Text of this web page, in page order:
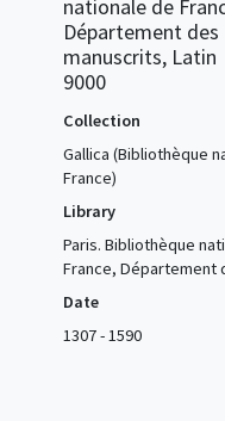
nationale de
Département des
manuscrits, Latin
9000
Collection
Gallica (Bibliothèque
France)
Library
Paris. Bibliothèque
France, Département
Date
1307 - 1590